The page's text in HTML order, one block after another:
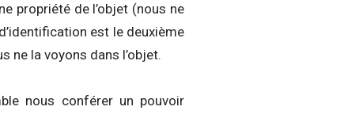
propriété de l’objet (nous ne
est le deuxième
ne la voyons dans l’objet.
nous conférer un pouvoir